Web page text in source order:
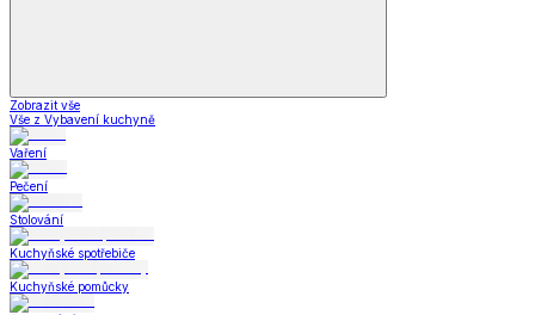
Zobrazit vše
Vše z Vybavení kuchyně
Vaření
Pečení
Stolování
Kuchyňské spotřebiče
Kuchyňské pomůcky